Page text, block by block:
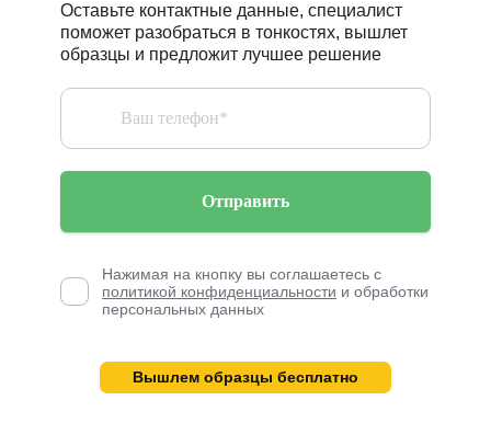
Вышлем образцы бесплатно
Оставьте контактные данные, специалист
поможет разобраться в тонкостях, вышлет
образцы и предложит лучшее решение
Отправить
Нажимая на кнопку вы соглашаетесь с
политикой конфиденциальности и обработки
персональных данных